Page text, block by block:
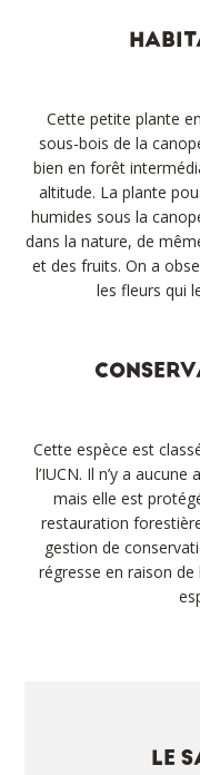
Cette petite plante
sous-bois de la
bien en forêt
altitude. La plante
humides sous la
dans la nature, de
et des fruits. On a
les fleurs qui
Cette espèce est
l’IUCN. Il n’y a
mais elle est
restauration
gestion de
régresse en raison de
LE